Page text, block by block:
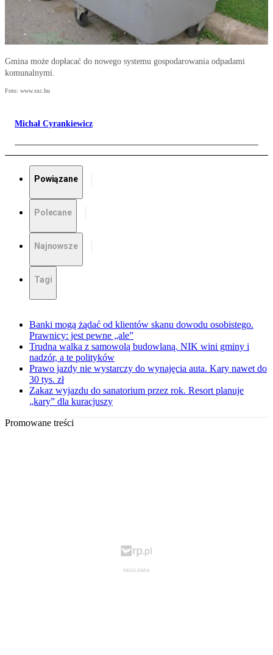
Gmina może dopłacać do nowego systemu gospodarowania odpadami
komunalnymi.
Foto: www.sxc.hu
Michał Cyrankiewicz
Powiązane
Polecane
Najnowsze
Tagi
Banki mogą żądać od klientów skanu dowodu osobistego.
Prawnicy: jest pewne „ale”
Trudna walka z samowolą budowlaną. NIK wini gminy i
nadzór, a te polityków
Prawo jazdy nie wystarczy do wynajęcia auta. Kary nawet do
30 tys. zł
Zakaz wyjazdu do sanatorium przez rok. Resort planuje
„kary” dla kuracjuszy
Promowane treści